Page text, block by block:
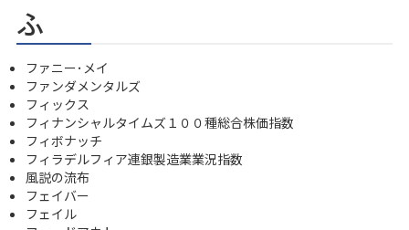
ふ
ファニー･メイ
ファンダメンタルズ
フィックス
フィナンシャルタイムズ１００種総合株価指数
フィボナッチ
フィラデルフィア連銀製造業業況指数
風説の流布
フェイバー
フェイル